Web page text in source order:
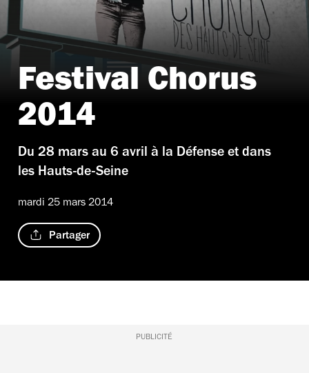
Festival Chorus
2014
Du 28 mars au 6 avril à la Défense et dans
les Hauts-de-Seine
mardi 25 mars 2014
Partager
PUBLICITÉ